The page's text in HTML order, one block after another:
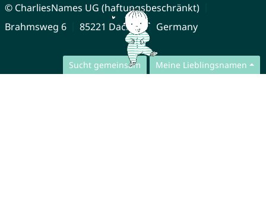
Sucht gemeinsam Meine Lieblingsnamen
© CharliesNames UG (haftungsbeschränkt)
Brahmsweg 6
85221 Dachau Germany